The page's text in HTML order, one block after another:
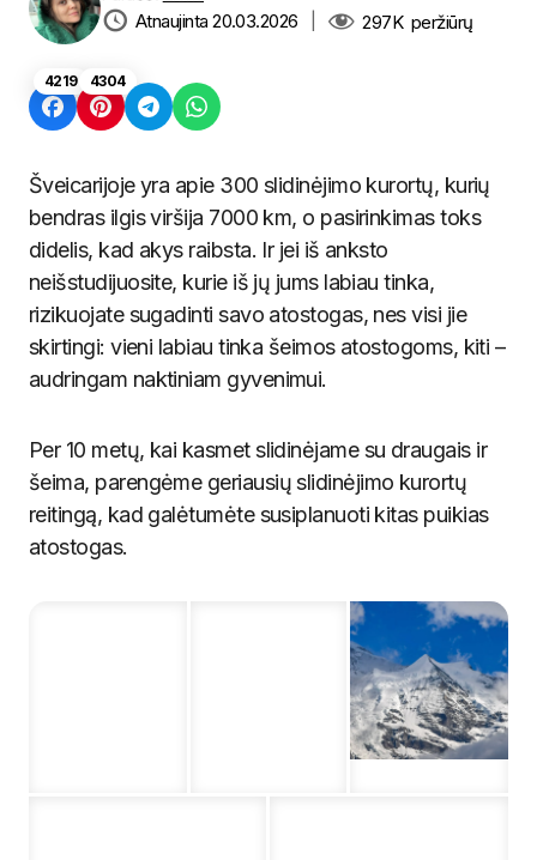
Atnaujinta 20.03.2026
297Kperžiūrų
4219 4304
Šveicarijoje yra apie 300 slidinėjimo kurortų, kurių
bendras ilgis viršija 7000 km, o pasirinkimas toks
didelis, kad akys raibsta. Ir jei iš anksto
neišstudijuosite, kurie iš jų jums labiau tinka,
rizikuojate sugadinti savo atostogas, nes visi jie
skirtingi: vieni labiau tinka šeimos atostogoms, kiti –
audringam naktiniam gyvenimui.
Per 10 metų, kai kasmet slidinėjame su draugais ir
šeima, parengėme geriausių slidinėjimo kurortų
reitingą, kad galėtumėte susiplanuoti kitas puikias
atostogas.